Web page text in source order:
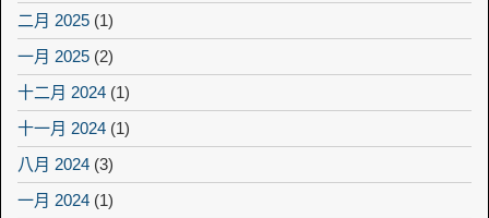
二月 2025 (1)
一月 2025 (2)
十二月 2024 (1)
十一月 2024 (1)
八月 2024 (3)
一月 2024 (1)